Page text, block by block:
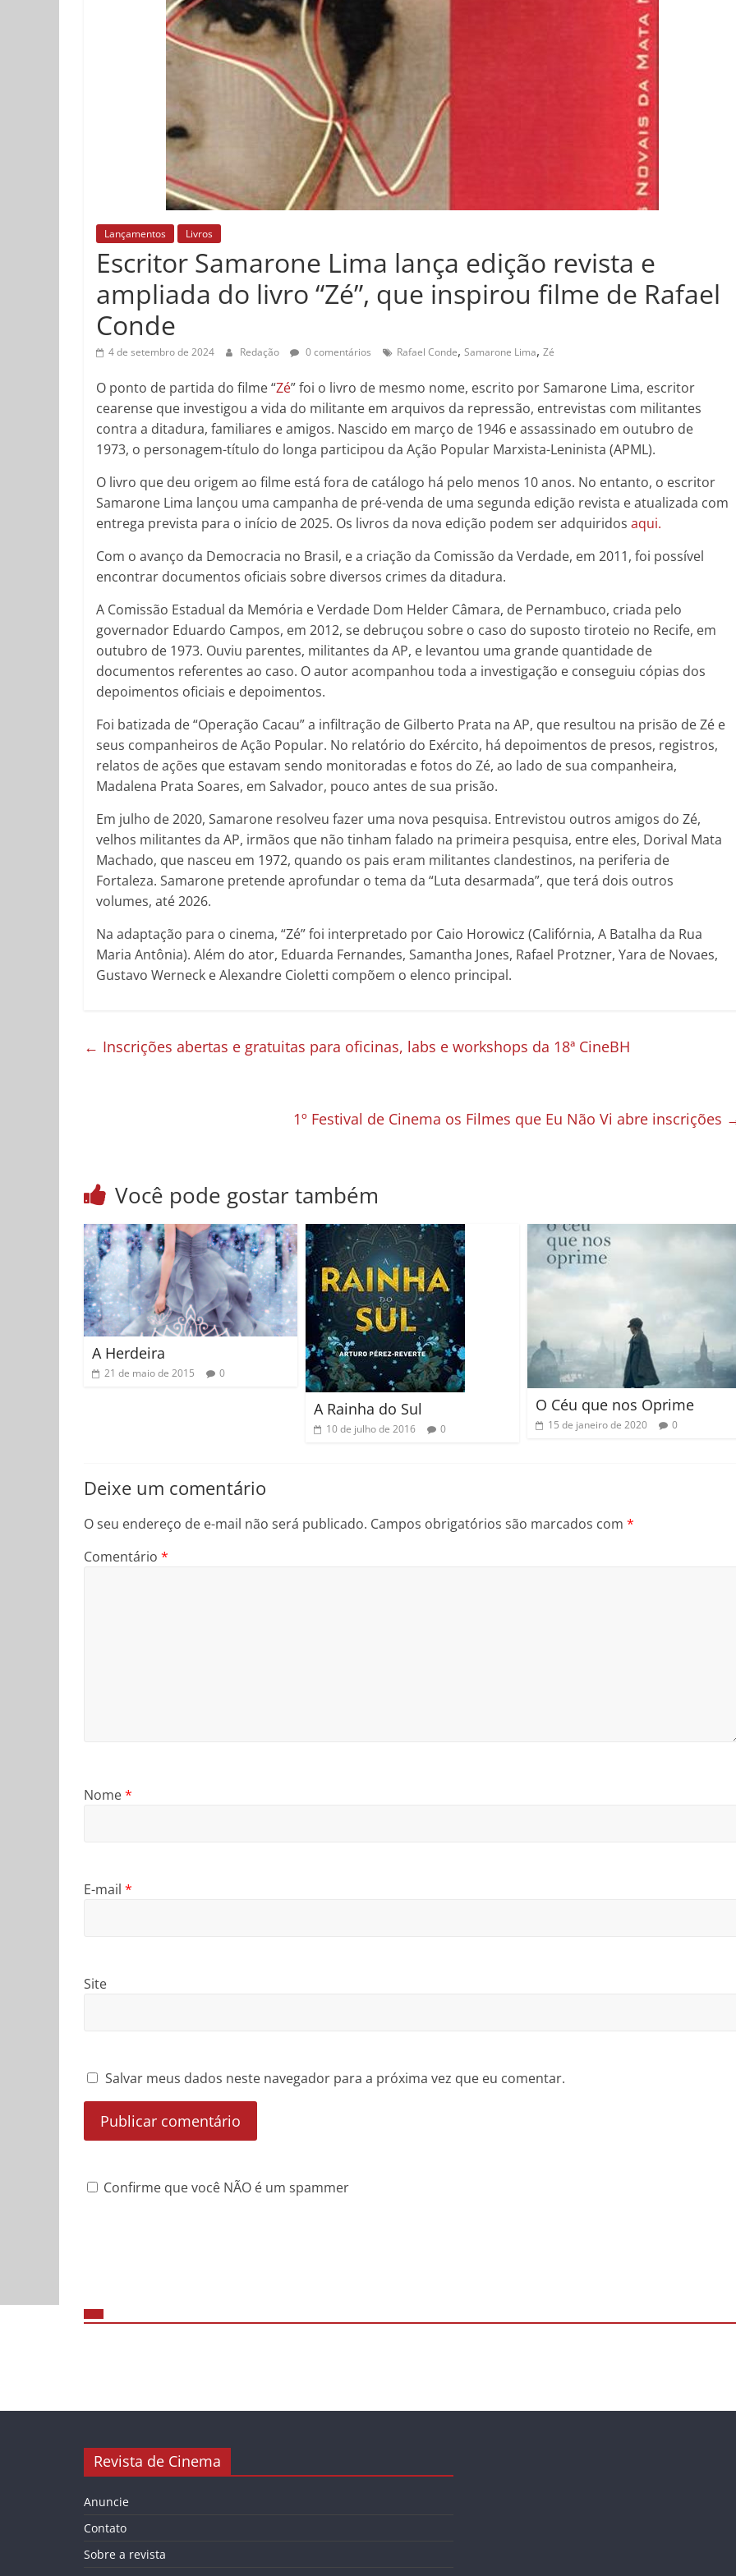
Lançamentos Livros
Escritor Samarone Lima lança edição revista e
ampliada do livro “Zé”, que inspirou filme de Rafael
Conde
4 de setembro de 2024 Redação 0 comentários Rafael Conde, Samarone Lima, Zé
O ponto de partida do filme “Zé” foi o livro de mesmo nome, escrito por Samarone Lima, escritor
cearense que investigou a vida do militante em arquivos da repressão, entrevistas com militantes
contra a ditadura, familiares e amigos. Nascido em março de 1946 e assassinado em outubro de
1973, o personagem-título do longa participou da Ação Popular Marxista-Leninista (APML).
O livro que deu origem ao filme está fora de catálogo há pelo menos 10 anos. No entanto, o escritor
Samarone Lima lançou uma campanha de pré-venda de uma segunda edição revista e atualizada com
entrega prevista para o início de 2025. Os livros da nova edição podem ser adquiridos aqui.
Com o avanço da Democracia no Brasil, e a criação da Comissão da Verdade, em 2011, foi possível
encontrar documentos oficiais sobre diversos crimes da ditadura.
A Comissão Estadual da Memória e Verdade Dom Helder Câmara, de Pernambuco, criada pelo
governador Eduardo Campos, em 2012, se debruçou sobre o caso do suposto tiroteio no Recife, em
outubro de 1973. Ouviu parentes, militantes da AP, e levantou uma grande quantidade de
documentos referentes ao caso. O autor acompanhou toda a investigação e conseguiu cópias dos
depoimentos oficiais e depoimentos.
Foi batizada de “Operação Cacau” a infiltração de Gilberto Prata na AP, que resultou na prisão de Zé e
seus companheiros de Ação Popular. No relatório do Exército, há depoimentos de presos, registros,
relatos de ações que estavam sendo monitoradas e fotos do Zé, ao lado de sua companheira,
Madalena Prata Soares, em Salvador, pouco antes de sua prisão.
Em julho de 2020, Samarone resolveu fazer uma nova pesquisa. Entrevistou outros amigos do Zé,
velhos militantes da AP, irmãos que não tinham falado na primeira pesquisa, entre eles, Dorival Mata
Machado, que nasceu em 1972, quando os pais eram militantes clandestinos, na periferia de
Fortaleza. Samarone pretende aprofundar o tema da “Luta desarmada”, que terá dois outros
volumes, até 2026.
Na adaptação para o cinema, “Zé” foi interpretado por Caio Horowicz (Califórnia, A Batalha da Rua
Maria Antônia). Além do ator, Eduarda Fernandes, Samantha Jones, Rafael Protzner, Yara de Novaes,
Gustavo Werneck e Alexandre Cioletti compõem o elenco principal.
← Inscrições abertas e gratuitas para oficinas, labs e workshops da 18ª CineBH
1º Festival de Cinema os Filmes que Eu Não Vi abre inscrições
Você pode gostar também
A Herdeira
21 de maio de 2015 0
A Rainha do Sul
10 de julho de 2016 0
O Céu que nos Oprime
15 de janeiro de 2020 0
Deixe um comentário
O seu endereço de e-mail não será publicado. Campos obrigatórios são marcados com *
Comentário *
Nome*
E-mail *
Site
Salvar meus dados neste navegador para a próxima vez que eu comentar.
Confirme que você NÃO é um spammer
Revista de Cinema
Anuncie
Contato
Sobre a revista